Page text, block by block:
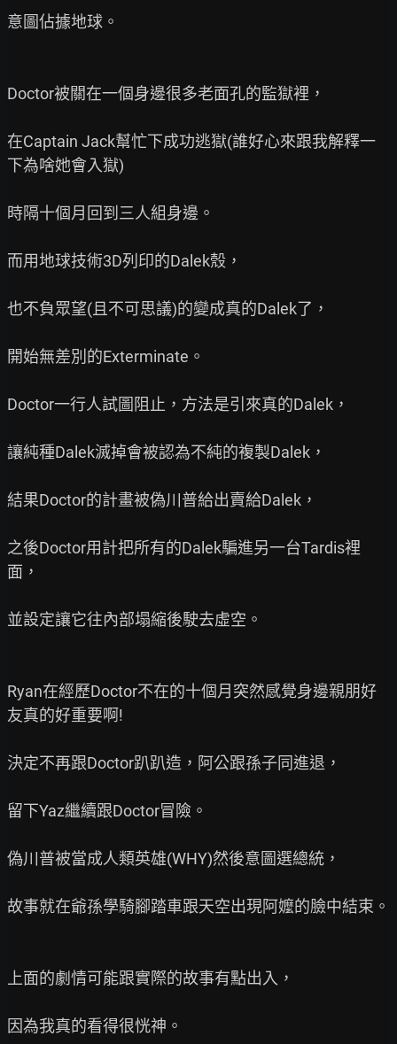
意圖佔據地球。
Doctor被關在一個身邊很多老面孔的監獄裡，
在Captain Jack幫忙下成功逃獄(誰好心來跟我解釋一
下為啥她會入獄)
時隔十個月回到三人組身邊。
而用地球技術3D列印的Dalek殼，
也不負眾望(且不可思議)的變成真的Dalek了，
開始無差別的Exterminate。
Doctor一行人試圖阻止，方法是引來真的Dalek，
讓純種Dalek滅掉會被認為不純的複製Dalek，
結果Doctor的計畫被偽川普給出賣給Dalek，
之後Doctor用計把所有的Dalek騙進另一台Tardis裡
面，
並設定讓它往內部塌縮後駛去虛空。
Ryan在經歷Doctor不在的十個月突然感覺身邊親朋好
友真的好重要啊!
決定不再跟Doctor趴趴造，阿公跟孫子同進退，
留下Yaz繼續跟Doctor冒險。
偽川普被當成人類英雄(WHY)然後意圖選總統，
故事就在爺孫學騎腳踏車跟天空出現阿嬤的臉中結束。
上面的劇情可能跟實際的故事有點出入，
因為我真的看得很恍神。